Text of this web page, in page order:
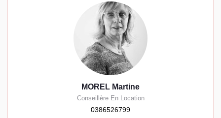
MOREL Martine
Conseillère En Location
0386526799